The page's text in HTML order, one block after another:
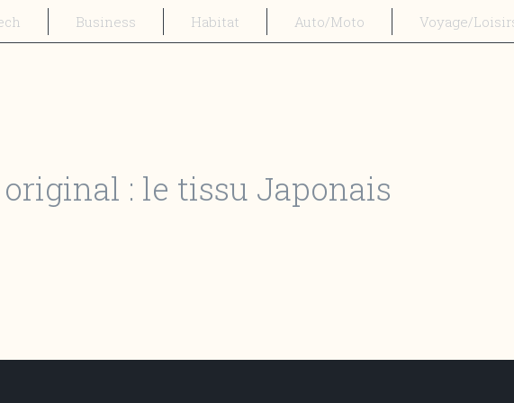
Business Habitat Auto/Moto Voyage/
: le tissu Japonais